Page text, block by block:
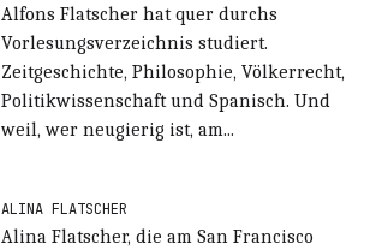
Alfons Flatscher hat quer durchs
Vorlesungsverzeichnis studiert.
Zeitgeschichte, Philosophie, Völkerrecht,
Politikwissenschaft und Spanisch. Und
weil, wer neugierig ist, am...
ALINA FLATSCHER
Alina Flatscher, die am San Francisco